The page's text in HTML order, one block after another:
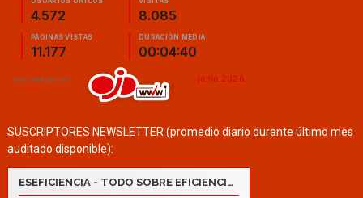
SUSCRIPTORES NEWSLETTER (promedio diario durante último mes
auditado disponible):